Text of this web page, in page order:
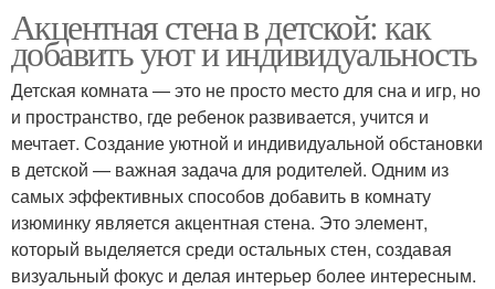
Акцентная стена в детской: как
добавить уют и индивидуальность
Детская комната — это не просто место для сна и игр, но
и пространство, где ребенок развивается, учится и
мечтает. Создание уютной и индивидуальной обстановки
в детской — важная задача для родителей. Одним из
самых эффективных способов добавить в комнату
изюминку является акцентная стена. Это элемент,
который выделяется среди остальных стен, создавая
визуальный фокус и делая интерьер более интересным.